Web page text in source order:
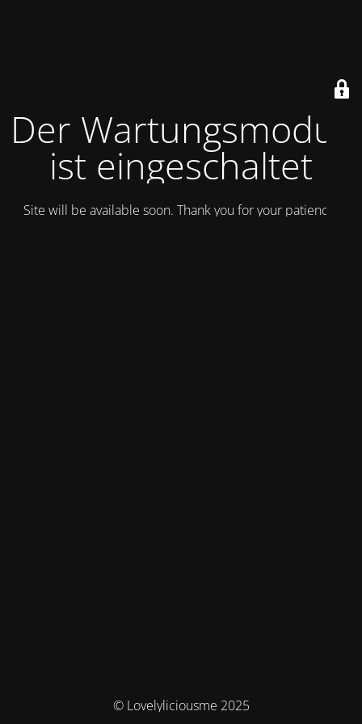
Der Wartungsmodus
ist eingeschaltet
Site will be available soon. Thank you for your patience!
© Lovelyliciousme 2025